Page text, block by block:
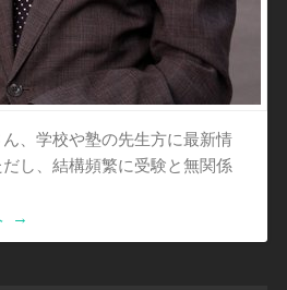
、学校や塾の先生方に最新情
し、結構頻繁に受験と無関係
→